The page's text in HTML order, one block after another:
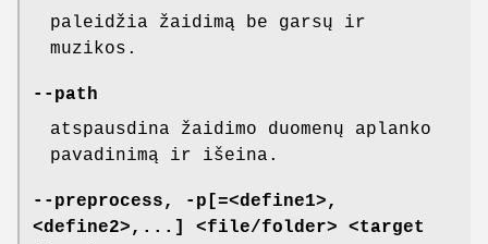
paleidžia žaidimą be garsų ir
muzikos.
--path
atspausdina žaidimo duomenų aplanko
pavadinimą ir išeina.
--preprocess, -p[=<define1>,
<define2>,...] <file/folder> <target